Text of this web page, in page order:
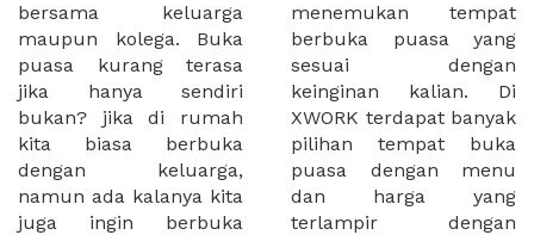
bersama keluarga
maupun kolega. Buka
puasa kurang terasa
jika hanya sendiri
bukan? jika di rumah
kita biasa berbuka
dengan keluarga,
namun ada kalanya kita
juga ingin berbuka
menemukan tempat
berbuka puasa yang
sesuai dengan
keinginan kalian. Di
XWORK terdapat banyak
pilihan tempat buka
puasa dengan menu
dan harga yang
terlampir dengan